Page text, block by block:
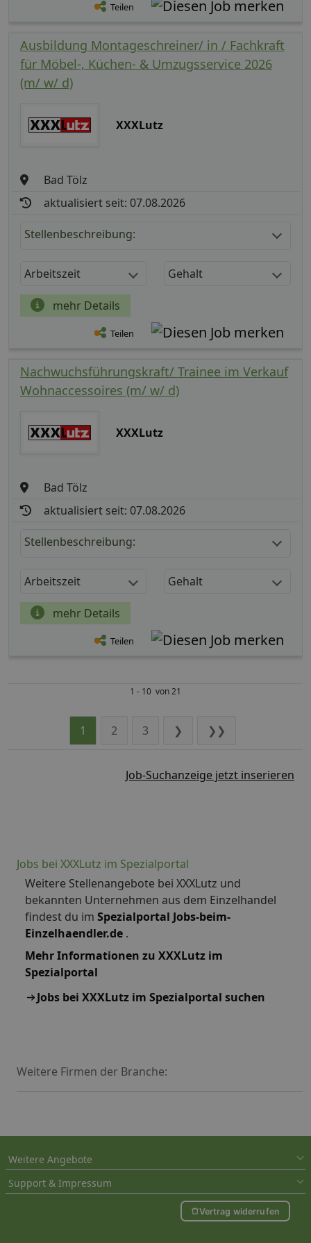
Teilen
Ausbildung Montageschreiner/ in / Fachkraft
für Möbel-, Küchen- & Umzugsservice 2026
(m/ w/ d)
XXXLutz
Bad Tölz
aktualisiert seit: 07.08.2026
Stellenbeschreibung:
Arbeitszeit Gehalt
mehr Details
Teilen
Nachwuchsführungskraft/ Trainee im Verkauf
Wohnaccessoires (m/ w/ d)
XXXLutz
Bad Tölz
aktualisiert seit: 07.08.2026
Stellenbeschreibung:
Arbeitszeit Gehalt
mehr Details
Teilen
1 - 10 von 21
1 2 3 ❯ ❯❯
Job-Suchanzeige jetzt inserieren
Jobs bei XXXLutz im Spezialportal
Weitere Stellenangebote bei XXXLutz und
bekannten Unternehmen aus dem Einzelhandel
findest du im Spezialportal Jobs-beim-
Einzelhaendler.de .
Mehr Informationen zu XXXLutz im
Spezialportal
Jobs bei XXXLutz im Spezialportal suchen
Weitere Firmen der Branche:
Weitere Angebote
Support & Impressum
Vertrag widerrufen